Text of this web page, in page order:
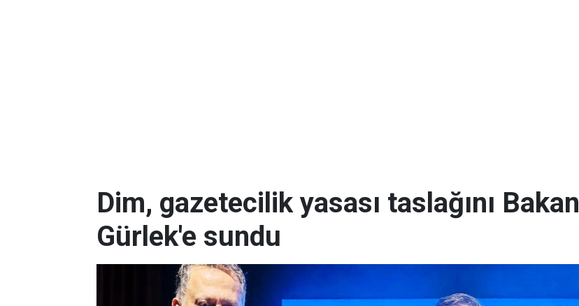
Dim, gazetecilik yasası taslağını Bakan
Gürlek'e sundu